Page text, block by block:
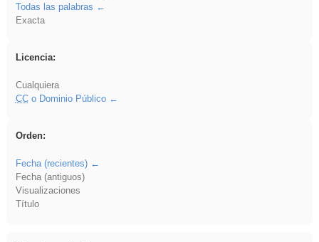
Todas las palabras
Exacta
Licencia:
Cualquiera
CCo Dominio Público
Orden:
Fecha (recientes)
Fecha (antiguos)
Visualizaciones
Título